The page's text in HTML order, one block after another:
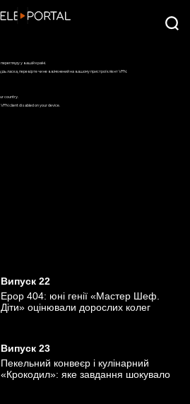
Випуск 22
Ерор 404: юні генії «Мастер Шеф.
Діти» оцінювали дорослих колег
Випуск 23
Пекельний конвеєр і кулінарний
«Крокодил»: яке завдання шокувало